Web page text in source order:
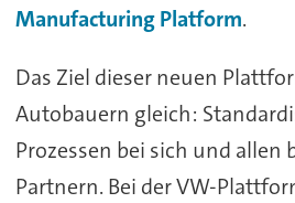
Manufacturing Platform.
Das Ziel dieser neuen
Autobauern gleich:
Prozessen bei sich und allen
Partnern. Bei der VW-